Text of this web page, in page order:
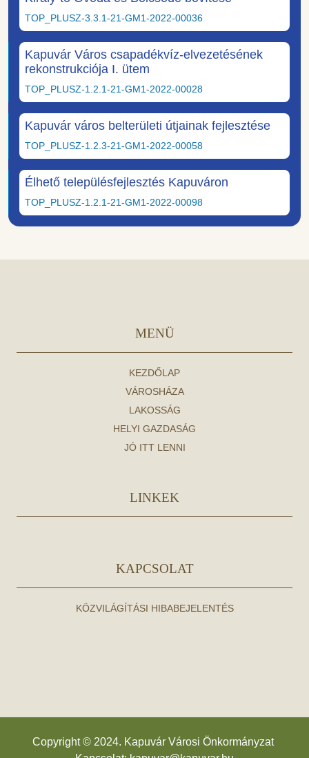
TOP_PLUSZ-3.3.1-21-GM1-2022-00036
Kapuvár Város csapadékvíz-elvezetésének
rekonstrukciója I. ütem
TOP_PLUSZ-1.2.1-21-GM1-2022-00028
Kapuvár város belterületi útjainak fejlesztése
TOP_PLUSZ-1.2.3-21-GM1-2022-00058
Élhető településfejlesztés Kapuváron
TOP_PLUSZ-1.2.1-21-GM1-2022-00098
MENÜ
KEZDŐLAP
VÁROSHÁZA
LAKOSSÁG
HELYI GAZDASÁG
JÓ ITT LENNI
LINKEK
KAPCSOLAT
KÖZVILÁGÍTÁSI HIBABEJELENTÉS
Copyright © 2024. Kapuvár Városi Önkormányzat